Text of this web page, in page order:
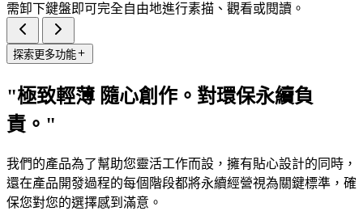
需卸下鍵盤即可完全自由地進行素描、觀看或閱讀。
探索更多功能
"極致輕薄 隨心創作。對環保永續負
責。"
我們的產品為了幫助您靈活工作而設，擁有貼心設計的同時，
還在產品開發過程的每個階段都將永續經營視為關鍵標準，確
保您對您的選擇感到滿意。